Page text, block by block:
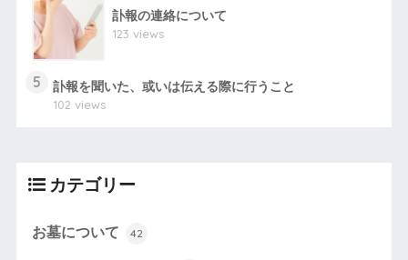
訃報の連絡について
123 views
5
訃報を聞いた、或いは伝える際に行うこと
102 views
カテゴリー
お墓について 42